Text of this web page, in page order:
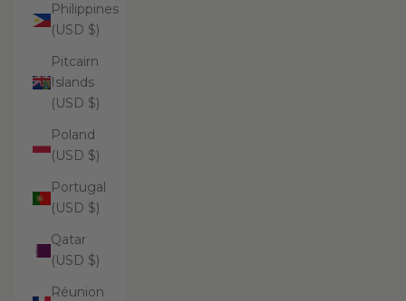
Philippines
(USD $)
Pitcairn
Islands
(USD $)
Poland
(USD $)
Portugal
(USD $)
Qatar
(USD $)
Réunion